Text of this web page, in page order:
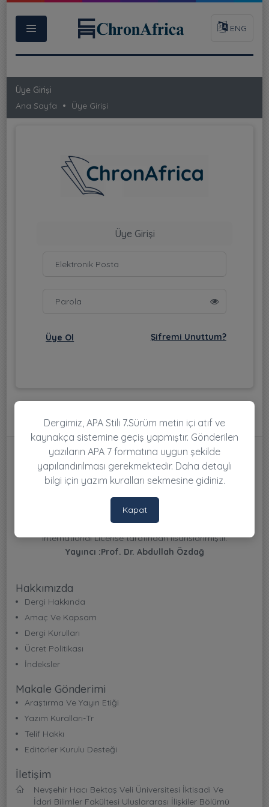
ENG
Üye Girişi
Ana Sayfa
Üye Girişi
Üye Girişi
Üye Ol Şifremi Unuttum?
Bu sistemin içeriği ve ChronAfrica dergisinde yayınlanan
tüm makaleler, Creative Commons Attribution 4.0
International License tarafından lisanslanmıştır.
Yayıncı :Prof. Dr. Abdullah Özdağ
Hakkımızda
Dergi Hakkında
Amaç Ve Kapsam
Dergi Kurulları
Ücret Politikası
İndeksler
Makale Gönderimi
Araştırma Ve Yayın Etiği
Yazım Kuralları-Tr
Telif Hakkı
Editörler Kurulu Desteği
İletişim
Nevşehir Hacı Bektaş Veli Üniversitesi İktisadi Ve
İdari Bilimler Fakültesi Uluslararası İlişkiler Bölümü
Dergimiz, APA Stili 7.Sürüm metin içi atıf ve
kaynakça sistemine geçiş yapmıştır. Gönderilen
yazıların APA 7 formatına uygun şekilde
yapılandırılması gerekmektedir. Daha detaylı
bilgi için yazım kuralları sekmesine gidiniz.
Kapat